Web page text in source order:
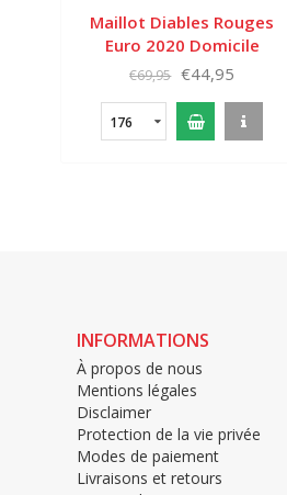
Maillot Diables Rouges
Euro 2020 Domicile
Enfant
€69,95 €44,95
176
INFORMATIONS
À propos de nous
Mentions légales
Disclaimer
Protection de la vie privée
Modes de paiement
Livraisons et retours